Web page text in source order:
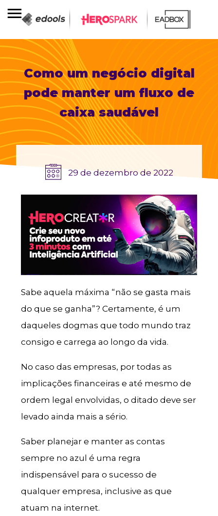
Como um negócio digital
pode manter um fluxo de
caixa saudável
29 de dezembro de 2022
Sabe aquela máxima “não se gasta mais
do que se ganha”? Certamente, é um
daqueles dogmas que todo mundo traz
consigo e carrega ao longo da vida.
No caso das empresas, por todas as
implicações financeiras e até mesmo de
ordem legal envolvidas, o ditado deve ser
levado ainda mais a sério.
Saber planejar e manter as contas
sempre no azul é uma regra
indispensável para o sucesso de
qualquer empresa, inclusive as que
atuam na internet.